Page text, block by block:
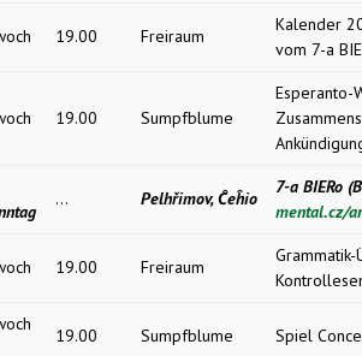
19.00 Freiraum
Kalender
vom 7-a
19.00 Sumpfblume
Esperanto-
... Pelhřimov, Ĉeĥio
7-a BIERo
mental.cz/
19.00 Freiraum
19.00 Sumpfblume Spiel